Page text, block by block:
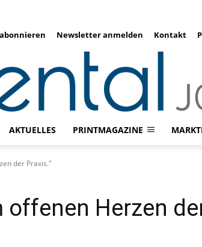
Newsletter anmelden Kontakt
AKTUELLES PRINTMAGAZINE
der Praxis."
offenen Herzen